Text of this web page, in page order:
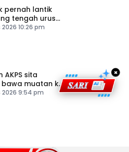
pernah lantik
tengah urus
10:26 pm
AKPS sita
muatan ke
ketegasan
2026 9:54 pm
×